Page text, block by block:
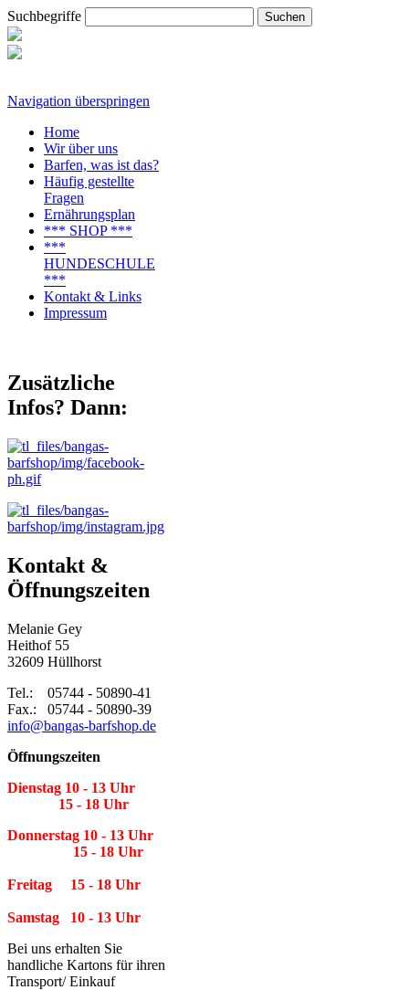
Suchbegriffe
Navigation überspringen
Home
Wir über uns
Barfen, was ist das?
Häufig gestellte
Fragen
Ernährungsplan
*** SHOP ***
***
HUNDESCHULE
***
Kontakt & Links
Impressum
Zusätzliche
Infos? Dann:
Kontakt &
Öffnungszeiten
Melanie Gey
Heithof 55
32609 Hüllhorst
Tel.: 05744 - 50890-41
Fax.: 05744 - 50890-39
info@bangas-barfshop.de
Öffnungszeiten
Dienstag 10 - 13 Uhr
15 - 18 Uhr
Donnerstag 10 - 13 Uhr
15 - 18 Uhr
Freitag 15 - 18 Uhr
Samstag 10 - 13 Uhr
Bei uns erhalten Sie
handliche Kartons für ihren
Transport/ Einkauf